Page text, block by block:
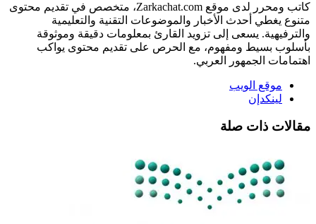
كاتب ومحرر لدى موقع Zarkachat.com، متخصص في تقديم محتوى
متنوع يغطي أحدث الأخبار والموضوعات التقنية والتعليمية
والترفيهية. يسعى إلى تزويد القارئ بمعلومات دقيقة وموثوقة
بأسلوب بسيط ومفهوم، مع الحرص على تقديم محتوى يواكب
اهتمامات الجمهور العربي.
موقع الويب
لينكدإن
مقالات ذات صلة